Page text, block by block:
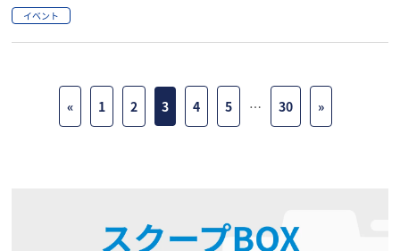
イベント
« 1 2 3 4 5 … 30 »